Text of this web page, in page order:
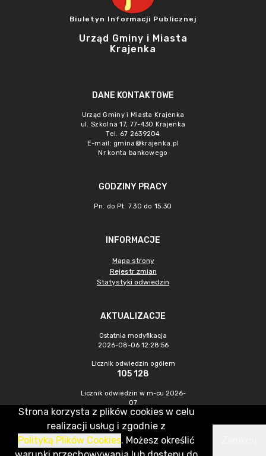
Biuletyn Informacji Publicznej
Urząd Gminy i Miasta
Krajenka
DANE KONTAKTOWE
Urząd Gminy i Miasta Krajenka
ul. Szkolna 17, 77-430 Krajenka
Tel. 67 2639204
E-mail: gmina@krajenka.pl
Nr konta bankowego
GODZINY PRACY
Pn. do Pt. 7.30 do 15.30
INFORMACJE
Mapa strony
Rejestr zmian
Statystyki odwiedzin
AKTUALIZACJE
Ostatnia modyfikacja
2026-08-06 12:28:56
Licznik odwiedzin ogółem
105 128
Licznik odwiedzin w m-cu 2026-
07
504
CMS & Hosting: Nefeni Sp. z o.o.
Strona korzysta z plików cookies w celu
realizacji usług i zgodnie z
Polityką Plików Cookies. Możesz określić